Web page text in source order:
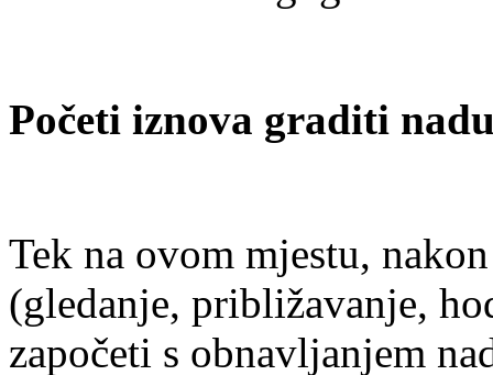
Početi iznova graditi
Tek na ovom mjestu,
(gledanje, približavanje,
započeti s obnavljanjem